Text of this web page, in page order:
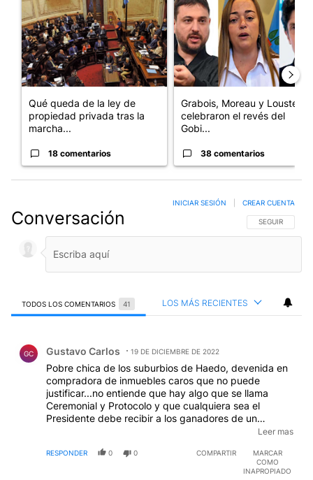
Qué queda de la ley de
propiedad privada tras la
marcha...
18 comentarios
Grabois, Moreau y Lousteau
celebraron el revés del
Gobi...
38 comentarios
Conversación SIGA ESTA
SEGUIR
INICIAR SESIÓN CREAR CUENTA
TODOS LOS COMENTARIOS 41 LOS MÁS RECIENTES
GC Gustavo Carlos 19 DE DICIEMBRE DE 2022
Pobre chica de los suburbios de Haedo, devenida en
compradora de inmuebles caros que no puede
justificar...no entiende que hay algo que se llama
Ceremonial y Protocolo y que cualquiera sea el
Presidente debe recibir a los ganadores de un
mundial o de las Olimpiadas o de lo que fuese....una
la provincia...y provocó casi seguramente la caída del
Leer mas
RESPONDER 0 0 COMPARTIR
MARCAR
COMO
INAPROPIADO